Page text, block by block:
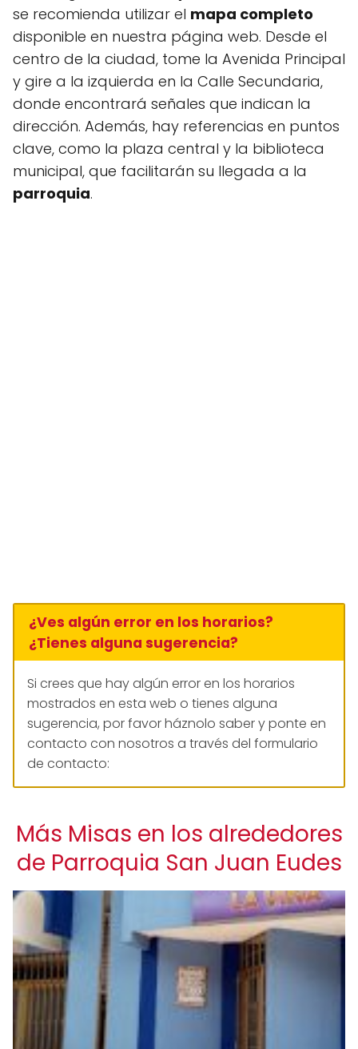
se recomienda utilizar el mapa completo
disponible en nuestra página web. Desde el
centro de la ciudad, tome la Avenida Principal
y gire a la izquierda en la Calle Secundaria,
donde encontrará señales que indican la
dirección. Además, hay referencias en puntos
clave, como la plaza central y la biblioteca
municipal, que facilitarán su llegada a la
parroquia.
¿Ves algún error en los horarios?
¿Tienes alguna sugerencia?
Si crees que hay algún error en los horarios
mostrados en esta web o tienes alguna
sugerencia, por favor háznolo saber y ponte en
contacto con nosotros a través del formulario
de contacto:
Más Misas en los alrededores
de Parroquia San Juan Eudes